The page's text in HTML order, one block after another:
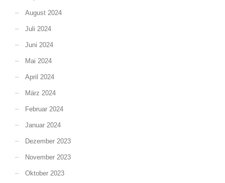
August 2024
Juli 2024
Juni 2024
Mai 2024
April 2024
März 2024
Februar 2024
Januar 2024
Dezember 2023
November 2023
Oktober 2023